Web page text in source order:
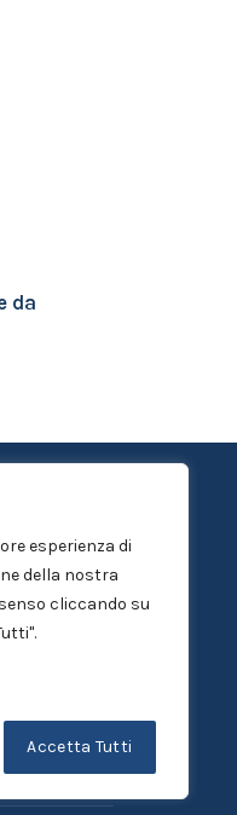
esperienza di
della nostra
cliccando su
Accetta Tutti
da